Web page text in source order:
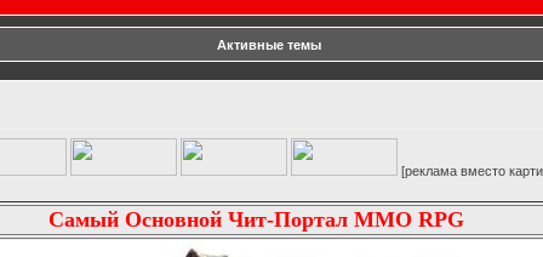
Активные темы
[реклама вместо картинки]
Самый Основной Чит-Портал MMO RPG